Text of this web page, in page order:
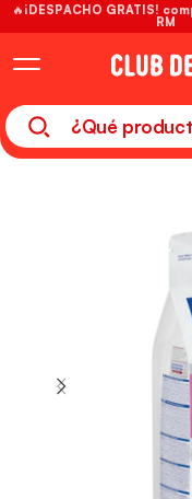
🔥¡DESPACHO GRATIS!
RM